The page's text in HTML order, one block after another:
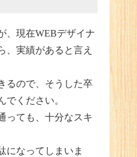
、現在WEBデザイナ
、実績があると言え
るので、そうした卒
でください。
っても、十分なスキ
になってしまいま